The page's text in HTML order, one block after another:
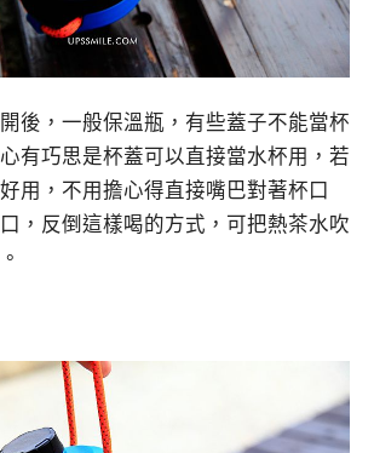
後，一般保溫瓶，有些蓋子不能當杯
有巧思是杯蓋可以直接當水杯用，若
用，不用擔心得直接嘴巴對著杯口
，反倒這樣喝的方式，可把熱茶水吹